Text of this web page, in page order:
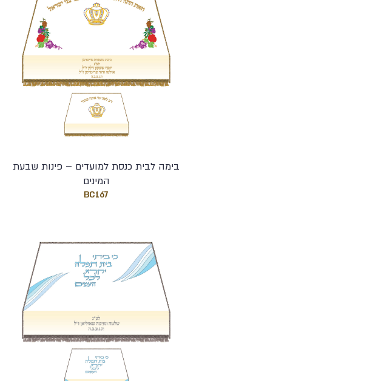
בימה לבית כנסת למועדים – פינות שבעת
המינים
BC167